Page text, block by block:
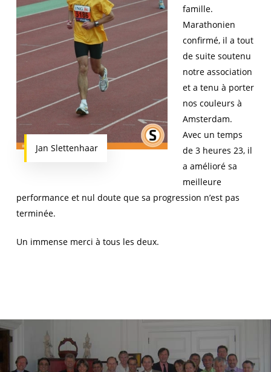
Jan Slettenhaar
famille.
Marathonien
confirmé, il a tout
de suite soutenu
notre association
et a tenu à porter
nos couleurs à
Amsterdam.
Avec un temps
de 3 heures 23, il
a amélioré sa
meilleure
performance et nul doute que sa progression n’est pas
terminée.
Un immense merci à tous les deux.